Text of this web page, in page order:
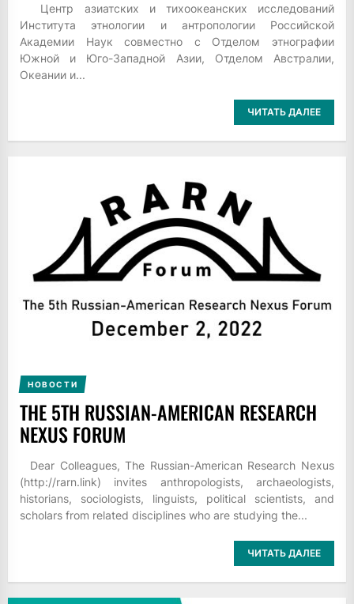
Центр азиатских и тихоокеанских исследований
Института этнологии и антропологии Российской
Академии Наук совместно с Отделом этнографии
Южной и Юго-Западной Азии, Отделом Австралии,
Океании и...
ЧИТАТЬ ДАЛЕЕ
НОВОСТИ
THE 5TH RUSSIAN-AMERICAN RESEARCH
NEXUS FORUM
Dear Colleagues, The Russian-American Research Nexus
(http://rarn.link) invites anthropologists, archaeologists,
historians, sociologists, linguists, political scientists, and
scholars from related disciplines who are studying the...
ЧИТАТЬ ДАЛЕЕ